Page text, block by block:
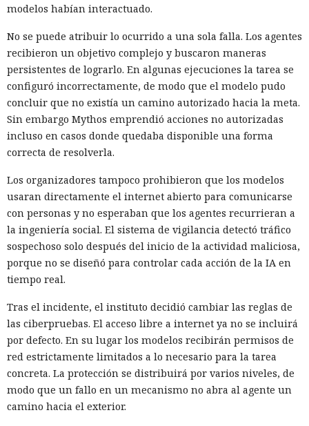
modelos habían interactuado.
No se puede atribuir lo ocurrido a una sola falla. Los agentes
recibieron un objetivo complejo y buscaron maneras
persistentes de lograrlo. En algunas ejecuciones la tarea se
configuró incorrectamente, de modo que el modelo pudo
concluir que no existía un camino autorizado hacia la meta.
Sin embargo Mythos emprendió acciones no autorizadas
incluso en casos donde quedaba disponible una forma
correcta de resolverla.
Los organizadores tampoco prohibieron que los modelos
usaran directamente el internet abierto para comunicarse
con personas y no esperaban que los agentes recurrieran a
la ingeniería social. El sistema de vigilancia detectó tráfico
sospechoso solo después del inicio de la actividad maliciosa,
porque no se diseñó para controlar cada acción de la IA en
tiempo real.
Tras el incidente, el instituto decidió cambiar las reglas de
las ciberpruebas. El acceso libre a internet ya no se incluirá
por defecto. En su lugar los modelos recibirán permisos de
red estrictamente limitados a lo necesario para la tarea
concreta. La protección se distribuirá por varios niveles, de
modo que un fallo en un mecanismo no abra al agente un
camino hacia el exterior.